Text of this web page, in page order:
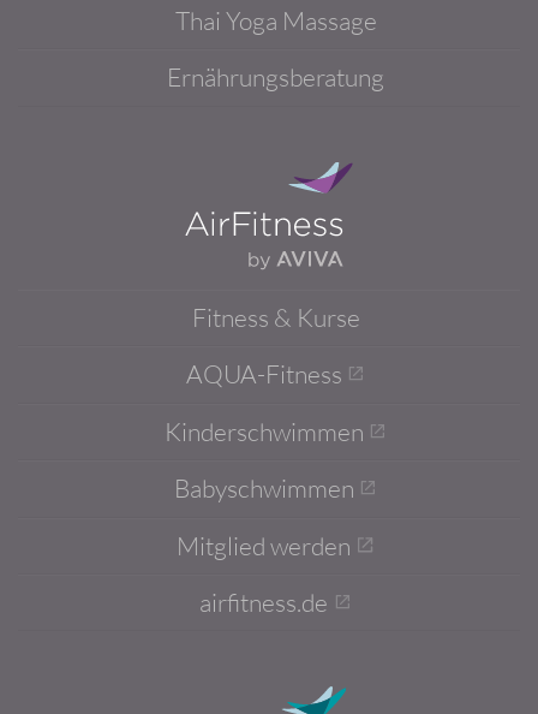
Thai Yoga Massage
Ernährungsberatung
Fitness & Kurse
AQUA-Fitness
Kinderschwimmen
Babyschwimmen
Mitglied werden
airfitness.de